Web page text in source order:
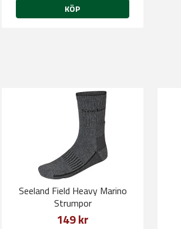
KÖP
Seeland Field Heavy Marino
Strumpor
149 kr